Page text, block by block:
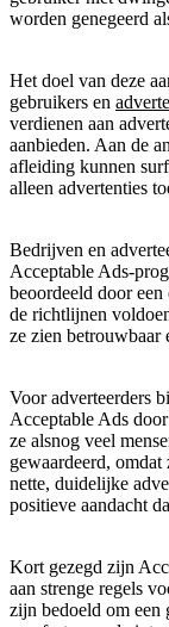
worden genegeerd
Het doel van deze
gebruikers en
verdienen aan
aanbieden. Aan de
afleiding kunnen
alleen advertenties
Bedrijven en
Acceptable Ads-
beoordeeld door
de richtlijnen
ze zien betrouwbaar
Voor adverteerders
Acceptable Ads
ze alsnog veel
gewaardeerd,
nette, duidelijke
positieve aandacht
Kort gezegd zijn
aan strenge regels
zijn bedoeld om een